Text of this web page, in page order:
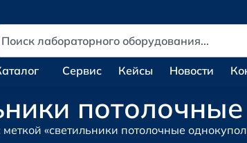
Сервис Кейсы Новости
«светильники потолочные